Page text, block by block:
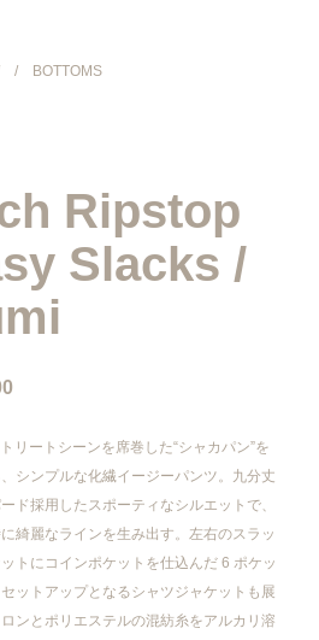
/ BOTTOMS
Ripstop
Slacks /
リートシーンを席巻した“シャカパン”を
シンプルな化繊イージーパンツ。九分丈
ド採用したスポーティなシルエットで、
綺麗なラインを生み出す。左右のスラッ
トにコインポケットを仕込んだ 6 ポケッ
セットアップとなるシャツジャケットも展
ンとポリエステルの混紡糸をアルカリ溶